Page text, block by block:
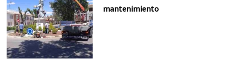
mantenimiento